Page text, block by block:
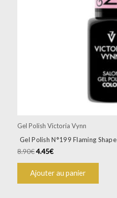
Gel Polish Victoria Vynn
Gel Polish N°199 Flaming Shape
8.90€4.45€
Ajouter au panier